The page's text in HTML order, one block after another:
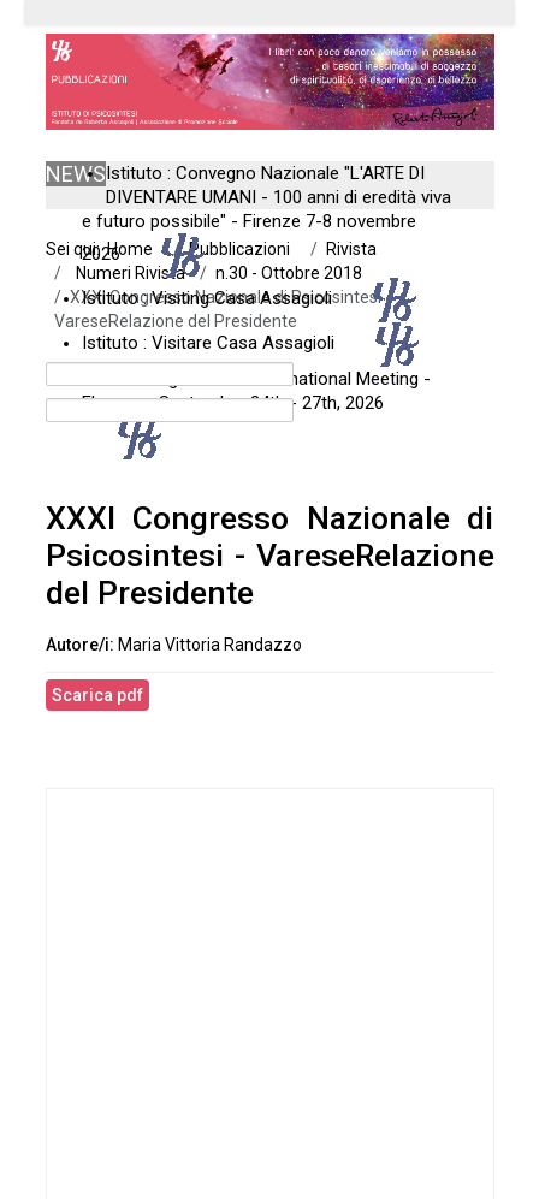
NEWSIstituto : Convegno Nazionale "L'ARTE DI
DIVENTARE UMANI - 100 anni di eredità viva
e futuro possibile" - Firenze 7-8 novembre
2026
Istituto : Visiting Casa Assagioli
Istituto : Visitare Casa Assagioli
Casa Assagioli : 12th International Meeting -
Florence: September 24th - 27th, 2026
Sei qui:Home Pubblicazioni
Rivista
Numeri Rivista
n.30 - Ottobre 2018
XXXI Congresso Nazionale di Psicosintesi -
VareseRelazione del Presidente
XXXI Congresso Nazionale di
Psicosintesi - VareseRelazione
del Presidente
Maria Vittoria Randazzo
Scarica pdf